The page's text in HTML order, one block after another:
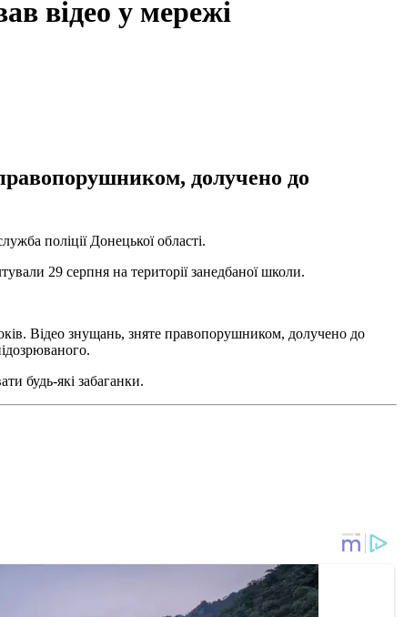
відео у мережі
долучено до
поліції Донецької області.
29 серпня на території занедбаної школи.
Відео знущань, зняте правопорушником, долучено до
будь-які забаганки.